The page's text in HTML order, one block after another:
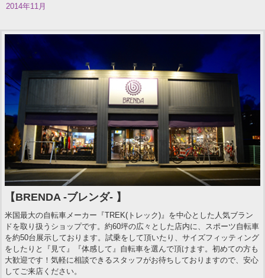
2014年11月
【BRENDA -ブレンダ- 】
米国最大の自転車メーカー『TREK(トレック)』を中心とした人気ブラン
ドを取り扱うショップです。約60坪の広々とした店内に、スポーツ自転車
を約50台展示しております。試乗をして頂いたり、サイズフィッティング
をしたりと『見て』『体感して』自転車を選んで頂けます。初めての方も
大歓迎です！気軽に相談できるスタッフがお待ちしておりますので、安心
してご来店ください。